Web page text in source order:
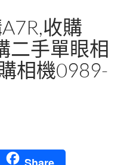
收購
二手單眼相
相機0989-